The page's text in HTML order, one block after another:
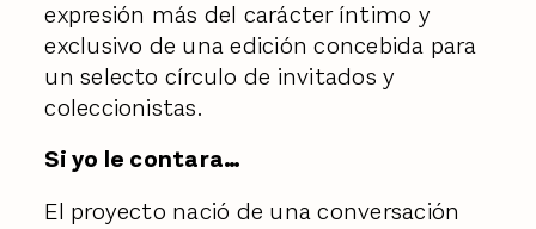
expresión más del carácter íntimo y
exclusivo de una edición concebida para
un selecto círculo de invitados y
coleccionistas.
Si yo le contara…
El proyecto nació de una conversación